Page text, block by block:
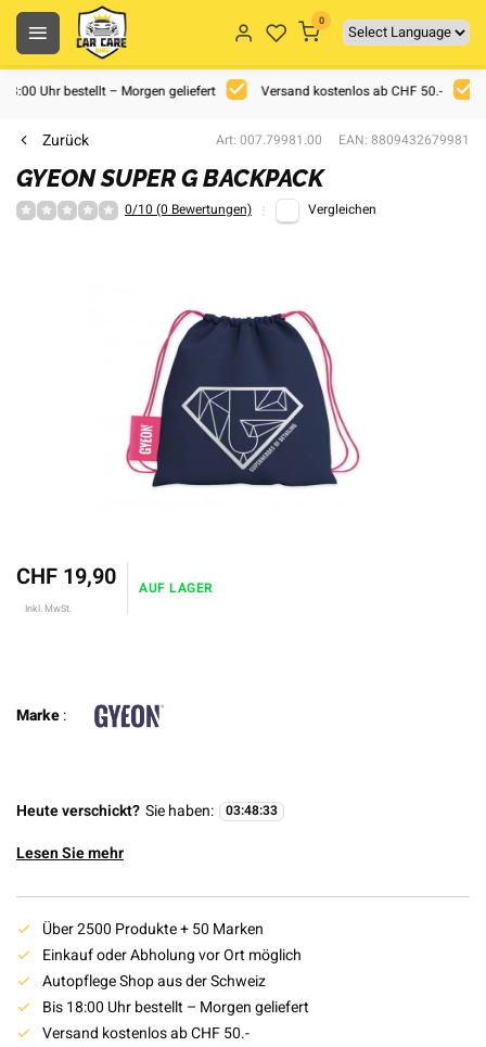
0
Uhr bestellt – Morgen geliefert Versand kostenlos ab CHF 50.-
Zurück Art: 007.79981.00 EAN: 8809432679981
GYEON SUPER G BACKPACK
0/10 (0 Bewertungen) Vergleichen
CHF 19,90
Inkl. MwSt.
AUF LAGER
Marke:
Heute verschickt? Sie haben: 03:48:33
Lesen Sie mehr
Über 2500 Produkte + 50 Marken
Einkauf oder Abholung vor Ort möglich
Autopflege Shop aus der Schweiz
Bis 18:00 Uhr bestellt – Morgen geliefert
Versand kostenlos ab CHF 50.-